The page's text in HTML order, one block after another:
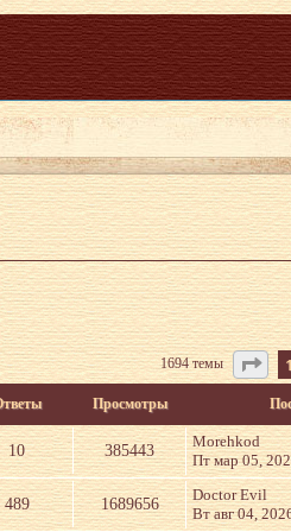
1694 темы 1
Просмотры
10 385443
Morehkod
Пт мар 05,
489 1689656
Doctor Evil
Вт авг 04,